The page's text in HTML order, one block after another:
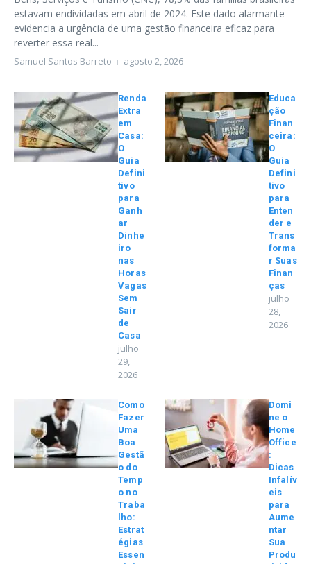
estavam endividadas em abril de 2024. Este dado alarmante
evidencia a urgência de uma gestão financeira eficaz para
reverter essa real...
Samuel Santos Barreto agosto 2, 2026
Renda
Extra
em
Casa:
O
Guia
Defini
tivo
para
Ganh
ar
Dinhe
iro
nas
Horas
Vagas
Sem
Sair
de
Casa
julho
29,
2026
Educa
ção
Finan
ceira:
O
Guia
Defini
tivo
para
Enten
der e
Trans
forma
r Suas
Finan
ças
julho
28,
2026
Como
Fazer
Uma
Boa
Gestã
o do
Temp
o no
Traba
lho:
Estrat
égias
Essen
Domi
ne o
Home
Office
:
Dicas
Infalív
eis
para
Aume
ntar
Sua
Produ